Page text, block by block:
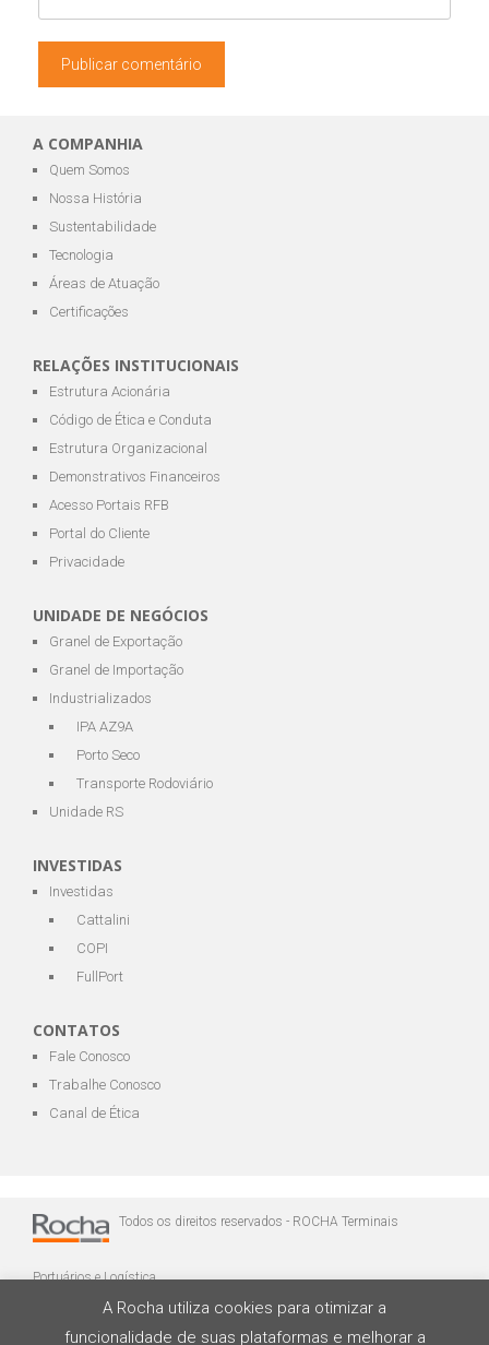
A COMPANHIA
Quem Somos
Nossa História
Sustentabilidade
Tecnologia
Áreas de Atuação
Certificações
RELAÇÕES INSTITUCIONAIS
Estrutura Acionária
Código de Ética e Conduta
Estrutura Organizacional
Demonstrativos Financeiros
Acesso Portais RFB
Portal do Cliente
Privacidade
UNIDADE DE NEGÓCIOS
Granel de Exportação
Granel de Importação
Industrializados
IPA AZ9A
Porto Seco
Transporte Rodoviário
Unidade RS
INVESTIDAS
Investidas
Cattalini
COPI
FullPort
CONTATOS
Fale Conosco
Trabalhe Conosco
Canal de Ética
Todos os direitos reservados - ROCHA Terminais
Portuários e Logística
A Rocha utiliza cookies para otimizar a
funcionalidade de suas plataformas e melhorar a